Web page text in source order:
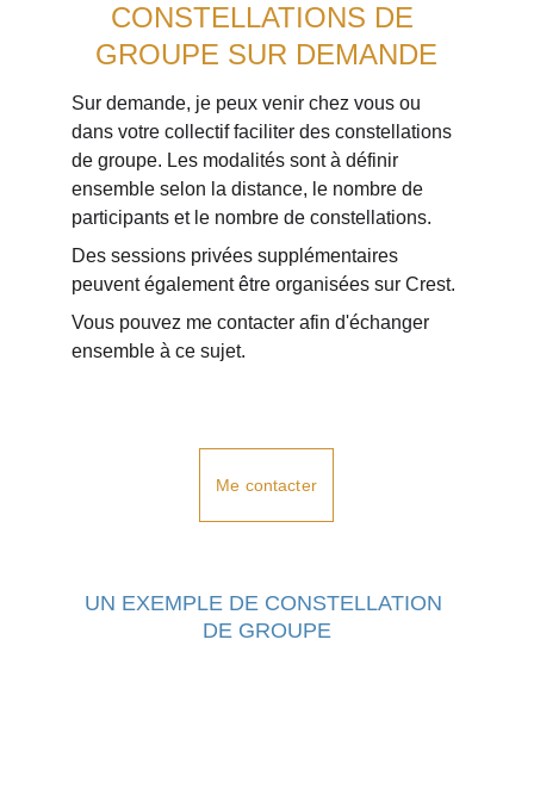
CONSTELLATIONS DE
GROUPE SUR DEMANDE
Sur demande, je peux venir chez vous ou
dans votre collectif faciliter des constellations
de groupe. Les modalités sont à définir
ensemble selon la distance, le nombre de
participants et le nombre de constellations.
Des sessions privées supplémentaires
peuvent également être organisées sur Crest.
Vous pouvez me contacter afin d'échanger
ensemble à ce sujet.
Me contacter
UN EXEMPLE DE CONSTELLATION
DE GROUPE